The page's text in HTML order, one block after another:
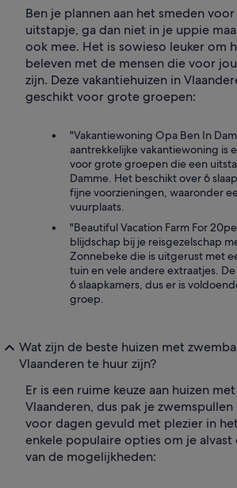
Ben je plannen aan het smeden
uitstapje, ga dan niet in je uppie
ook mee. Het is sowieso leuker om
beleven met de mensen die voor
zijn. Deze vakantiehuizen in
geschikt voor grote groepen:
"Vakantiewoning Opa Ben In
aantrekkelijke vakantiewoning is
voor grote groepen die een
Damme. Het beschikt over 6
fijne voorzieningen, waaronder
vuurplaats.
"Beautiful Vacation Farm For
blijdschap bij je reisgezelschap
Zonnebeke die is uitgerust met
tuin en vele andere extraatjes.
6 slaapkamers, dus er is
groep.
Wat zijn de beste huizen met
Vlaanderen te huur zijn?
Er is een ruime keuze aan huizen
Vlaanderen, dus pak je zwemspullen
voor dagen gevuld met plezier in
enkele populaire opties om je
van de mogelijkheden: